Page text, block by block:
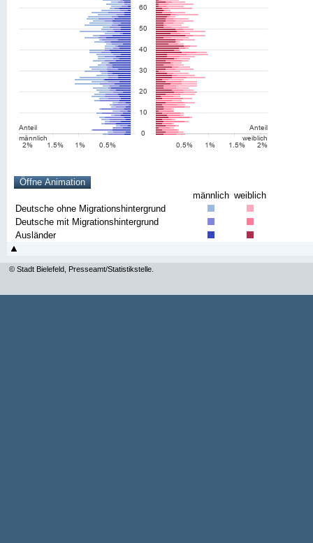
männlich weiblich
Deutsche ohne Migrationshintergrund
Deutsche mit Migrationshintergrund
Ausländer
© Stadt Bielefeld, Presseamt/Statistikstelle.